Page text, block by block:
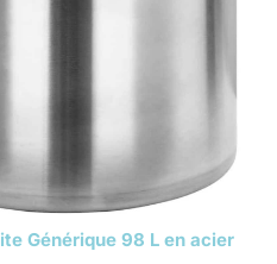
Générique 98 L en acier